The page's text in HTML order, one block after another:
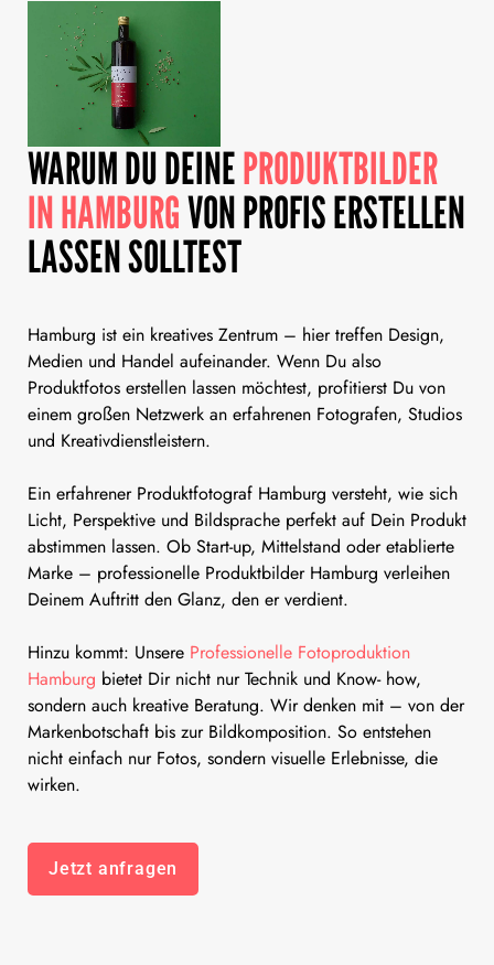
WARUM DU DEINEPRODUKTBILDER
IN HAMBURGVON PROFIS ERSTELLEN
LASSEN SOLLTEST
Hamburg ist ein kreatives Zentrum – hier treffen Design,
Medien und Handel aufeinander. Wenn Du also
Produktfotos erstellen lassen möchtest, profitierst Du von
einem großen Netzwerk an erfahrenen Fotografen, Studios
und Kreativdienstleistern.
Ein erfahrener Produktfotograf Hamburg versteht, wie sich
Licht, Perspektive und Bildsprache perfekt auf Dein Produkt
abstimmen lassen. Ob Start-up, Mittelstand oder etablierte
Marke – professionelle Produktbilder Hamburg verleihen
Deinem Auftritt den Glanz, den er verdient.
Hinzu kommt: Unsere Professionelle Fotoproduktion
Hamburg bietet Dir nicht nur Technik und Know- how,
sondern auch kreative Beratung. Wir denken mit – von der
Markenbotschaft bis zur Bildkomposition. So entstehen
nicht einfach nur Fotos, sondern visuelle Erlebnisse, die
wirken.
Jetzt anfragen